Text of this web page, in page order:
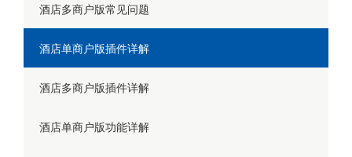
酒店多商户版常见问题
酒店单商户版插件详解
酒店多商户版插件详解
酒店单商户版功能详解